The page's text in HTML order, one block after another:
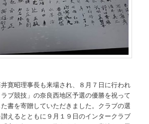
寛昭理事長も来場され、８月７日に行われ
ブ競技」の奈良西地区予選の優勝を祝って
た書を寄贈していただきました。クラブの選
えるとともに９月１９日のインタークラブ